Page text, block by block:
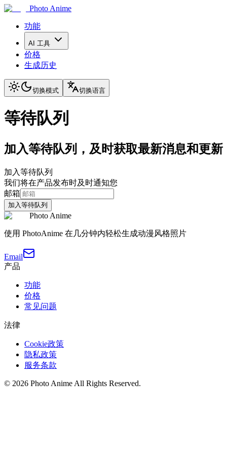
Photo Anime
功能
AI 工具
价格
生成历史
切换模式 切换语言
等待队列
加入等待队列，及时获取最新消息和更新
加入等待队列
我们将在产品发布时及时通知您
邮箱
加入等待队列
Photo Anime
使用 PhotoAnime 在几分钟内轻松生成动漫风格照片
Email
产品
功能
价格
常见问题
法律
Cookie政策
隐私政策
服务条款
© 2026 Photo Anime All Rights Reserved.